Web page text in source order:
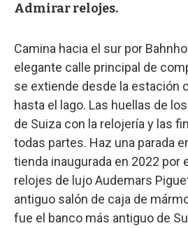
Admirar relojes.
Camina hacia el sur por
elegante calle principal de
se extiende desde la estación
hasta el lago. Las huellas de
de Suiza con la relojería y las
todas partes. Haz una parada
tienda inaugurada en 2022 por
relojes de lujo Audemars
antiguo salón de caja de
fue el banco más antiguo de